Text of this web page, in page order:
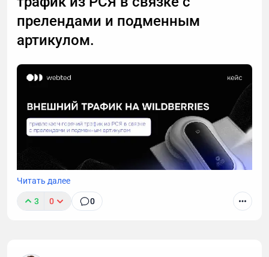
прелендами и подменным
артикулом.
Читать далее
3 0 0